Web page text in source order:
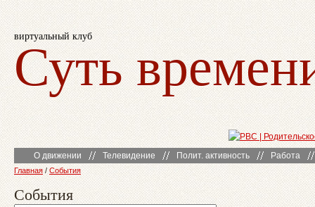
виртуальный клуб
Суть
О движении Телевидение Полит. активность Работа
Главная / События
События